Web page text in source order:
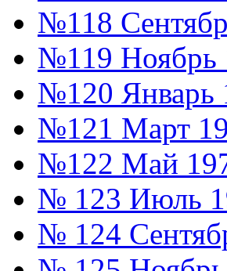
№118
№119 Ноябрь
№120 Январь
№121 Март
№122 Май
№ 123 Июль
№ 124